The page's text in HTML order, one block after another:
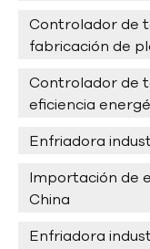
Controlador de
fabricación de
Controlador de
eficiencia
Enfriadora
Importación de
China
Enfriadora